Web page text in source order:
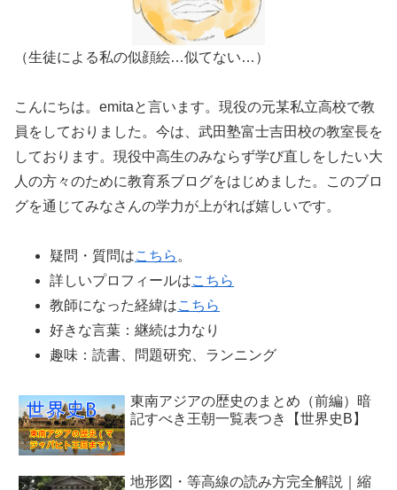
（生徒による私の似顔絵…似てない…）
こんにちは。emitaと言います。現役の元某私立高校で教
員をしておりました。今は、武田塾富士吉田校の教室長を
しております。現役中高生のみならず学び直しをしたい大
人の方々のために教育系ブログをはじめました。このブロ
グを通じてみなさんの学力が上がれば嬉しいです。
疑問・質問はこちら 。
詳しいプロフィールはこちら
教師になった経緯はこちら
好きな言葉：継続は力なり
趣味：読書、問題研究、ランニング
東南アジアの歴史のまとめ（前編）暗
記すべき王朝一覧表つき【世界史B】
地形図・等高線の読み方完全解説｜縮